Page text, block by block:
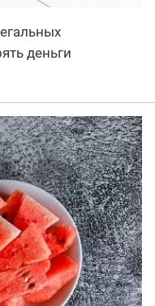
деньги